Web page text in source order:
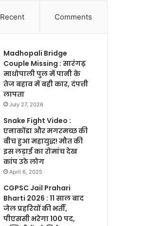
Recent Comments
Madhopali Bridge
Couple Missing : सारंगढ़
माधोपाली पुल में पानी के
तेज बहाव में बही कार, दंपत्ती
लापता
July 27, 2026
Snake Fight Video :
एनाकोंडा और मगरमच्छ की
बीच हुआ महायुद्ध! मौत की
इस लड़ाई का रोमांच देख
कांप उठे लोग
April 6, 2025
CGPSC Jail Prahari
Bharti 2026 : 11 साल बाद
जेल प्रहरियों की भर्ती,
पीएससी भरेगा 100 पद,